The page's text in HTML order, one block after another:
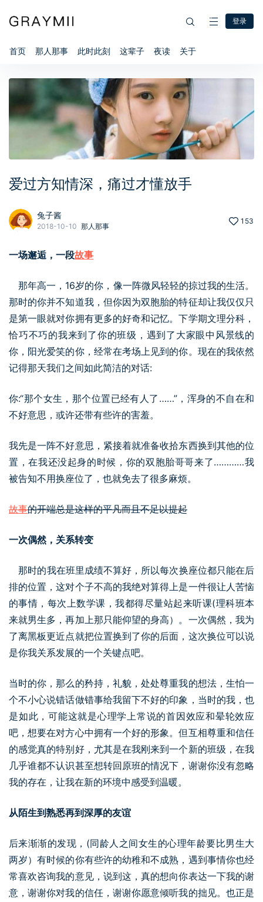
登录
首页 那人那事 此时此刻 这辈子 夜读 关于
爱过方知情深，痛过才懂放手
兔子酱
2018-10-10 那人那事
153
一场邂逅，一段故事
那年高一，16岁的你，像一阵微风轻轻的掠过我的生活。
那时的你并不知道我，但你因为双胞胎的特征却让我仅仅只
是第一眼就对你拥有更多的好奇和记忆。下学期文理分科，
恰巧不巧的我来到了你的班级，遇到了大家眼中风景线的
你，阳光爱笑的你，经常在考场上见到的你。现在的我依然
记得那天我们之间如此简洁的对话:
你:“那个女生，那个位置已经有人了……”，浑身的不自在和
不好意思，或许还带有些许的害羞。
我先是一阵不好意思，紧接着就准备收拾东西换到其他的位
置，在我还没起身的时候，你的双胞胎哥哥来了…………我
被告知不用换座位了，也就免去了很多麻烦。
故事的开端总是这样的平凡而且不足以提起
一次偶然，关系转变
那时的我在班里成绩不算好，所以每次换座位都只能在后
排的位置，这对个子不高的我绝对算得上是一件很让人苦恼
的事情，每次上数学课，我都得尽量站起来听课(理科班本
来就男生多，再加上那只能仰望的身高）。一次偶然，我为
了离黑板更近点就把位置换到了你的后面，这次换位可以说
是你我关系发展的一个关键点吧。
当时的你，那么的矜持，礼貌，处处尊重我的想法，生怕一
个不小心说错话做错事给我留下不好的印象，当时的我，也
是如此，可能这就是心理学上常说的首因效应和晕轮效应
吧，想要在对方心中拥有一个好的形象。但互相尊重和信任
的感觉真的特别好，尤其是在我刚来到一个新的班级，在我
几乎谁都不认识甚至想转回原班的情况下，谢谢你没有忽略
我的存在，让我在新的环境中感受到温暖。
从陌生到熟悉再到深厚的友谊
后来渐渐的发现，(同龄人之间女生的心理年龄要比男生大
两岁）有时候的你有些许的幼稚和不成熟，遇到事情你也经
常喜欢咨询我的意见，说到这，真的想向你表达一下我的谢
意，谢谢你对我的信任，谢谢你愿意倾听我的拙见。也正是